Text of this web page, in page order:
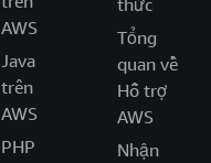
AWS
Java
trên
AWS
PHP
thức
Tổng
quan về
Hỗ trợ
AWS
Nhận